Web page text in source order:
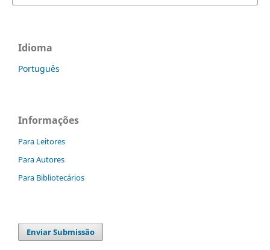
Idioma
Português
Informações
Para Leitores
Para Autores
Para Bibliotecários
Enviar Submissão